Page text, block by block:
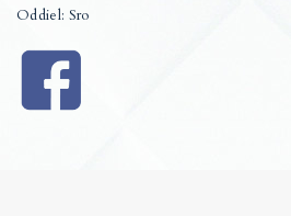
Oddiel: Sro